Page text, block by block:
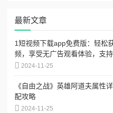
最新文章
1短视频下载app免费版：轻松
频，享受无广告观看体验，支持
下载选项！
2024-11-25
《自由之战》英雄阿道夫属性
配攻略
2024-11-25